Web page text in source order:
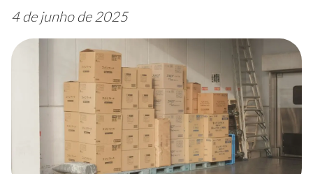
4 de junho de 2025